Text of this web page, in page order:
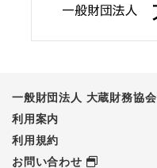
一般財団法人 大蔵財務協会
利用案内
利用規約
お問い合わせ